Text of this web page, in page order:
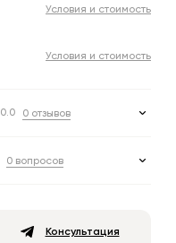
Условия и стоимость
Условия и стоимость
0.0 0 отзывов
0 вопросов
Консультация